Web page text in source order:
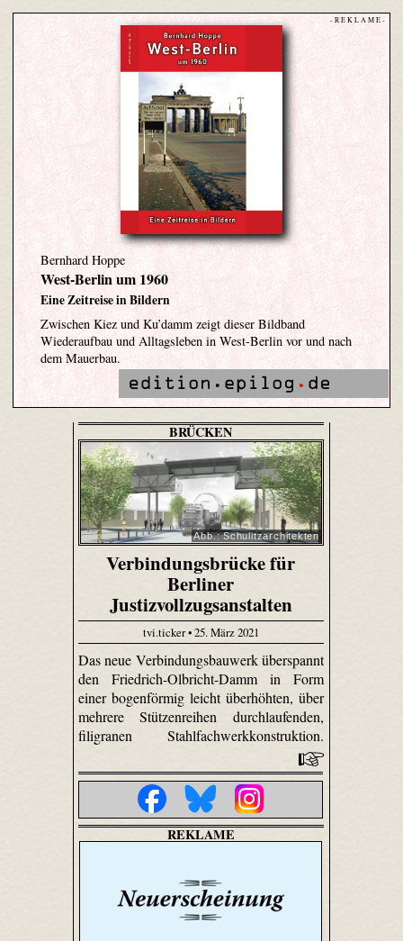
- R E K L A M E -
Bernhard Hoppe
West-Berlin um 1960
Eine Zeitreise in Bildern
Zwischen Kiez und Ku’damm zeigt dieser Bildband
Wiederaufbau und Alltagsleben in West-Berlin vor und nach
dem Mauerbau.
BRÜCKEN
Abb.: Schulitzarchitekten
Verbindungsbrücke für
Berliner
Justizvollzugsanstalten
tvi.ticker • 25. März 2021
Das neue Verbindungsbauwerk überspannt
den Friedrich-Olbricht-Damm in Form
einer bogenförmig leicht überhöhten, über
mehrere Stützenreihen durchlaufenden,
filigranen Stahlfachwerkkonstruktion.
REKLAME